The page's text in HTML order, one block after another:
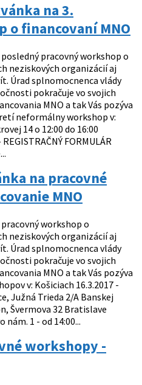
na 3.
o financovaní MNO
posledný pracovný workshop o
neziskových organizácií aj
Úrad splnomocnenca vlády
pokračuje vo svojich
MNO a tak Vás pozýva
neformálny workshop v:
14 o 12:00 do 16:00
FORMULÁR
na pracovné
MNO
pracovný workshop o
neziskových organizácií aj
Úrad splnomocnenca vlády
pokračuje vo svojich
MNO a tak Vás pozýva
v: Košiciach 16.3.2017 -
Južná Trieda 2/A Banskej
Švermova 32 Bratislave
1 - od 14:00...
workshopy -